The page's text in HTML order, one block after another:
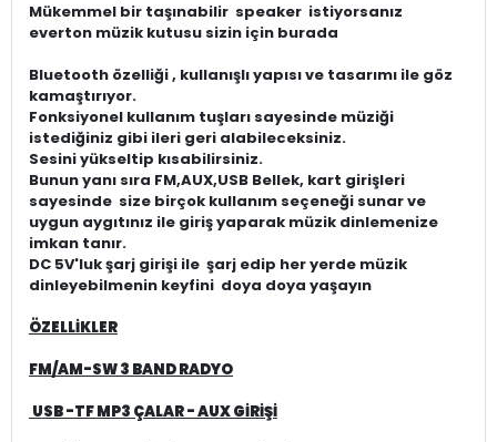
Mükemmel bir taşınabilir speaker istiyorsanız
everton müzik kutusu sizin için burada
Bluetooth özelliği , kullanışlı yapısı ve tasarımı ile göz
kamaştırıyor.
Fonksiyonel kullanım tuşları sayesinde müziği
istediğiniz gibi ileri geri alabileceksiniz.
Sesini yükseltip kısabilirsiniz.
Bunun yanı sıra FM,AUX,USB Bellek, kart girişleri
sayesinde size birçok kullanım seçeneği sunar ve
uygun aygıtınız ile giriş yaparak müzik dinlemenize
imkan tanır.
DC 5V'luk şarj girişi ile şarj edip her yerde müzik
dinleyebilmenin keyfini doya doya yaşayın
ÖZELLİKLER
FM/AM-SW 3 BAND RADYO
USB -TF MP3 ÇALAR - AUX GİRİŞİ